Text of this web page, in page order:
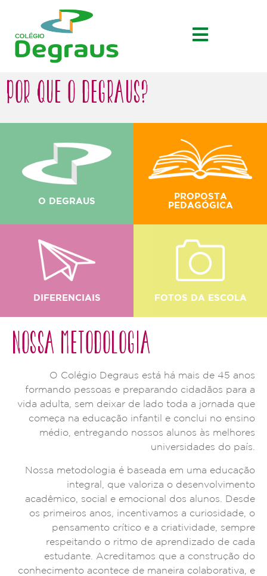
POR QUE O DEGRAUS?
O DEGRAUS
PROPOSTA
PEDAGÓGICA
DIFERENCIAIS FOTOS DA ESCOLA
NOSSA METODOLOGIA
O Colégio Degraus está há mais de 45 anos
formando pessoas e preparando cidadãos para a
vida adulta, sem deixar de lado toda a jornada que
começa na educação infantil e conclui no ensino
médio, entregando nossos alunos às melhores
universidades do país.
Nossa metodologia é baseada em uma educação
integral, que valoriza o desenvolvimento
acadêmico, social e emocional dos alunos. Desde
os primeiros anos, incentivamos a curiosidade, o
pensamento crítico e a criatividade, sempre
respeitando o ritmo de aprendizado de cada
estudante. Acreditamos que a construção do
conhecimento acontece de maneira colaborativa, e